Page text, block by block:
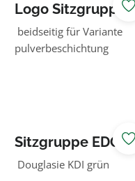
Logo Sitzgruppe
EDGE Bank/Tisch
beidseitig für Variante
pulverbeschichtung
Sitzgruppe EDGE
BANK
Douglasie KDI grün